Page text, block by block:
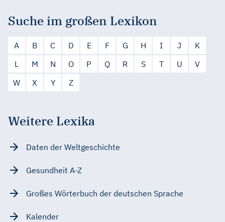
Suche im großen Lexikon
A B C D E F G H I J
K
L
M N O P Q R S T U
V
W
X Y Z
Weitere Lexika
Daten der Weltgeschichte
Gesundheit A-Z
Großes Wörterbuch der deutschen Sprache
Kalender